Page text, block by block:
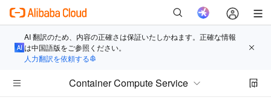
AI 翻訳のため、内容の正確さは保証いたしかねます。正確な情報
は中国語版をご参照ください。
人力翻訳を依頼する
Container Compute Service